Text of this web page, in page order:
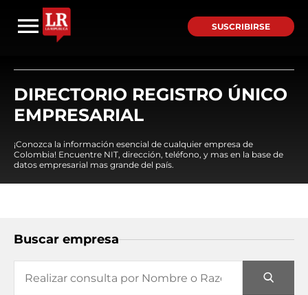
SUSCRIBIRSE
DIRECTORIO REGISTRO ÚNICO
EMPRESARIAL
¡Conozca la información esencial de cualquier empresa de
Colombia! Encuentre NIT, dirección, teléfono, y mas en la base de
datos empresarial mas grande del país.
Buscar empresa